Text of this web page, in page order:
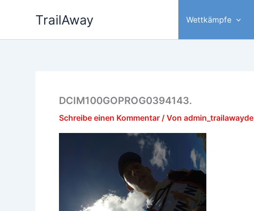
TrailAway Wettkämpfe
DCIM100GOPROG0394143.
Schreibe einen Kommentar / Von admin_trailawayde